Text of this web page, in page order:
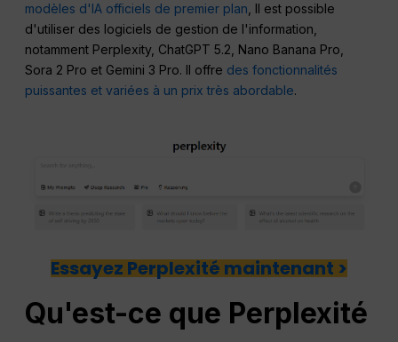
modèles d'IA officiels de premier plan , Il est possible
d'utiliser des logiciels de gestion de l'information,
notamment Perplexity, ChatGPT 5.2, Nano Banana Pro,
Sora 2 Pro et Gemini 3 Pro. Il offre des fonctionnalités
puissantes et variées à un prix très abordable.
Essayez Perplexité maintenant >
Qu'est-ce que Perplexité